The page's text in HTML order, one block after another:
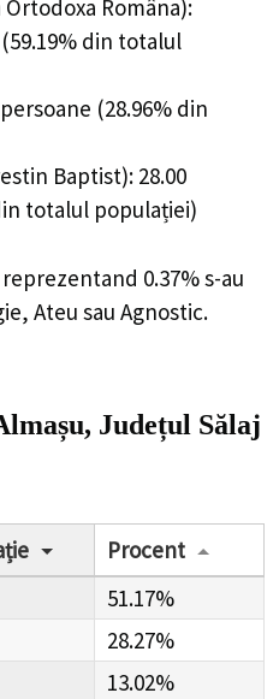
Româna):
din totalul
(28.96% din
Baptist): 28.00
totalul populației)
0.37% s-au
Ateu sau Agnostic.
Județul Sălaj
Procent
51.17%
28.27%
13.02%